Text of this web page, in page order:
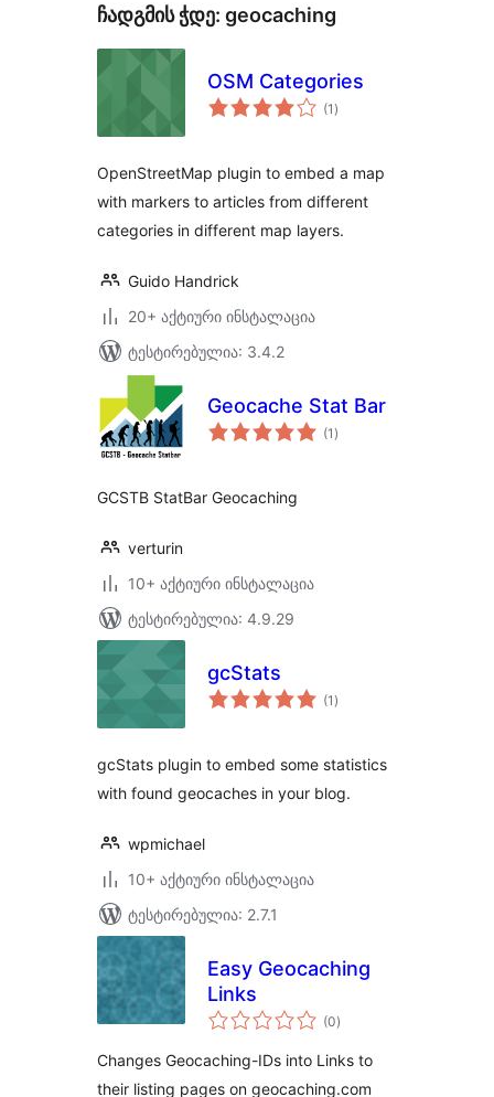
ჩადგმის ჭდე: geocaching
OSM Categories
(1 საერთო
რეიტინგი
)
OpenStreetMap plugin to embed a map
with markers to articles from different
categories in different map layers.
Guido Handrick
20+ აქტიური ინსტალაცია
ტესტირებულია: 3.4.2
Geocache Stat Bar
(1 საერთო
რეიტინგი
)
GCSTB StatBar Geocaching
verturin
10+ აქტიური ინსტალაცია
ტესტირებულია: 4.9.29
gcStats
(1 საერთო
რეიტინგი
)
gcStats plugin to embed some statistics
with found geocaches in your blog.
wpmichael
10+ აქტიური ინსტალაცია
ტესტირებულია: 2.7.1
Easy Geocaching
Links
(0საერთო
რეიტინგი
)
Changes Geocaching-IDs into Links to
their listing pages on geocaching.com